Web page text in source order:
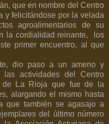
que en nombre del Centro
y felicitándose por la velada
agroalimentarios de su
la cordialidad reinante,
los
primer encuentro, al que
dio paso a un ameno y
las actividades del Centro
de La Rioja que fue de la
alargando el mismo hasta
que también se agasajo a
del último número